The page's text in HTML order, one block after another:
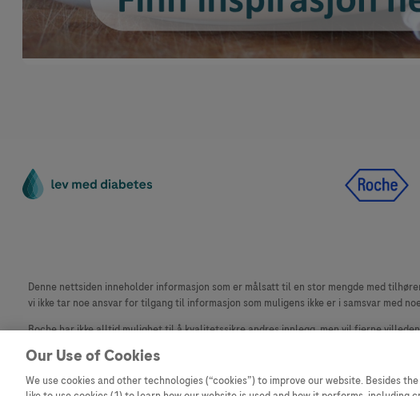
Denne nettsiden inneholder informasjon som er målsatt til en stor mengde med
vi ikke tar noe ansvar for tilgang til informasjon som muligens ikke er i samsvar med
Roche har ikke alltid mulighet til å kvalitetssikre andres innlegg, men vil fjerne
materiale fra dette nettstedet for bruk annet sted er ikke tillatt uten avtale.
Our Use of Cookies
We use cookies and other technologies (“cookies”) to improve our website. Besides